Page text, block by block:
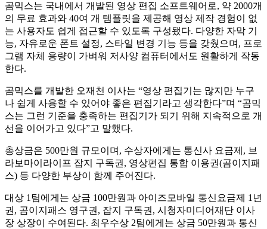
곰믹스는 국내에서 개발된 영상 편집 소프트웨어로, 약 2000개
의 무료 효과와 40여 개 템플릿을 제공해 영상 제작 경험이 없
는 사용자도 쉽게 접근할 수 있도록 구성됐다. 다양한 자막 기
능, 자유로운 폰트 설정, 스타일 변경 기능 등을 갖췄으며, 프로
그램 자체 용량이 가벼워 저사양 컴퓨터에서도 원활하게 작동
한다.
곰믹스를 개발한 오재천 이사는 “영상 편집기는 많지만 누구
나 쉽게 사용할 수 있어야 좋은 편집기라고 생각한다”며 “곰믹
스는 그런 기준을 충족하는 편집기가 되기 위해 지속적으로 개
선을 이어가고 있다”고 말했다.
총상금은 500만원 규모이며, 수상자에게는 통신사 요금제, 브
라보마이라이프 잡지 구독권, 영상편집 통합 이용권(곰이지패
스) 등 다양한 부상이 함께 주어진다.
대상 1팀에게는 상금 100만원과 아이즈모바일 통신요금제 1년
권, 곰이지패스 영구권, 잡지 구독권, 시청자미디어재단 이사
장 상장이 수여된다. 최우수상 2팀에게는 상금 50만원과 통신